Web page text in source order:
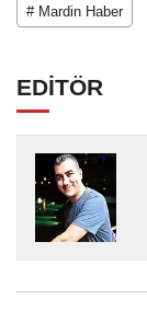
# Mardin Haber
EDİTÖR